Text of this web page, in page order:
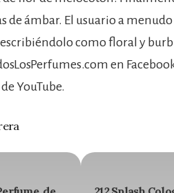
de ámbar. El usuario a
como floral y
en
YouTube.